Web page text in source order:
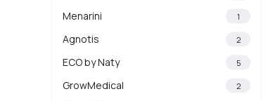
Menarini 1
Agnotis 2
ECO by Naty 5
GrowMedical 2